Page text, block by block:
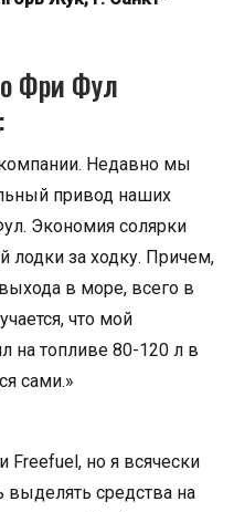
Фри Фул
Недавно мы
привод наших
Экономия солярки
лодки за ходку. Причем,
в море, всего в
что мой
на топливе 80-120 л в
сами.»
Freefuel, но я всячески
выделять средства на